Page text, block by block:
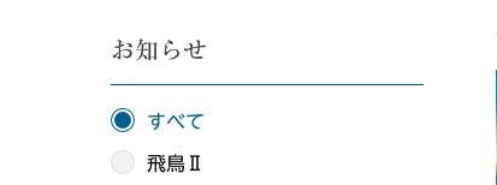
お知らせ
すべて
飛鳥Ⅱ